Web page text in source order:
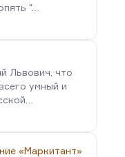
"…
Львович, что
умный и
«Маркитант»